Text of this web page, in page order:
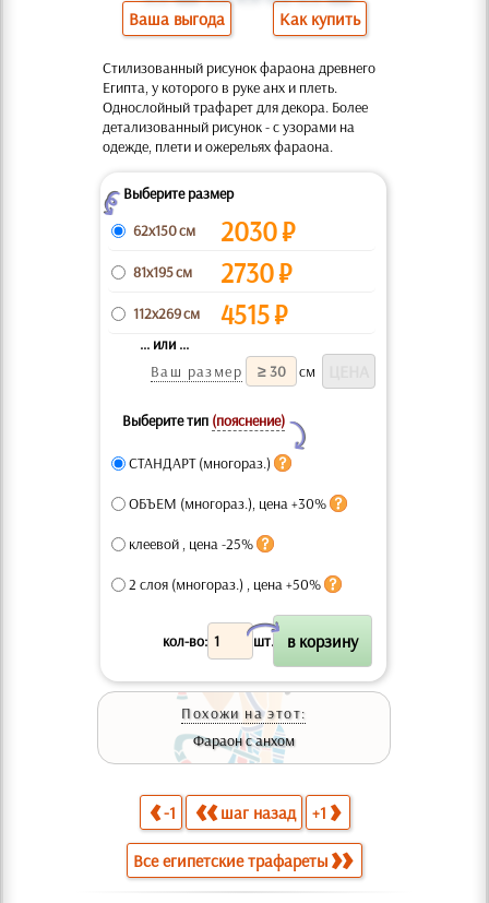
Ваша выгода Как купить
Стилизованный рисунок фараона древнего
Египта, у которого в руке анх и плеть.
Однослойный трафарет для декора. Более
детализованный рисунок - с узорами на
одежде, плети и ожерельях фараона.
ZВыберите размер
62x150 см
2030₽
81x195 см 2730₽
112x269 см 4515₽
... или ...
Ваш размер
см
Выберите тип (пояснение)
Y
СТАНДАРТ (многораз.)
ОБЪЕМ (многораз.), цена +30%
клеевой , цена -25%
2 слоя (многораз.) , цена +50%
кол-во: шт.
X
Похожи на этот:
Фараон с анхом
-1 шаг назад +1
Все египетские трафареты